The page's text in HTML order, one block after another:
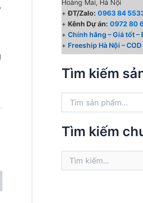
Hoàng Mai, Hà Nội
+ĐT/Zalo: 0963 84
+ Kênh Dự án: 0972 80
+ Chính hãng – Giá tốt –
+ Freeship Hà Nội –
Tìm kiếm
k
Tìm kiếm